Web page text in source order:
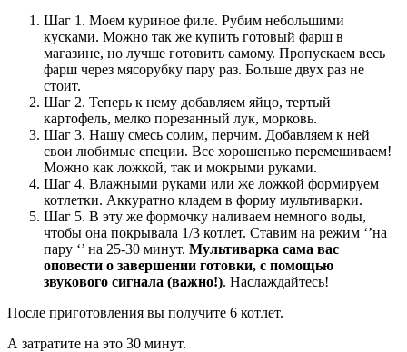
Шаг 1. Моем куриное филе. Рубим небольшими
кусками. Можно так же купить готовый фарш в
магазине, но лучше готовить самому. Пропускаем весь
фарш через мясорубку пару раз. Больше двух раз не
стоит.
Шаг 2. Теперь к нему добавляем яйцо, тертый
картофель, мелко порезанный лук, морковь.
Шаг 3. Нашу смесь солим, перчим. Добавляем к ней
свои любимые специи. Все хорошенько перемешиваем!
Можно как ложкой, так и мокрыми руками.
Шаг 4. Влажными руками или же ложкой формируем
котлетки. Аккуратно кладем в форму мультиварки.
Шаг 5. В эту же формочку наливаем немного воды,
чтобы она покрывала 1/3 котлет. Ставим на режим ‘’на
пару ‘’ на 25-30 минут. Мультиварка сама вас
оповести о завершении готовки, с помощью
звукового сигнала (важно!). Наслаждайтесь!
После приготовления вы получите 6 котлет.
А затратите на это 30 минут.